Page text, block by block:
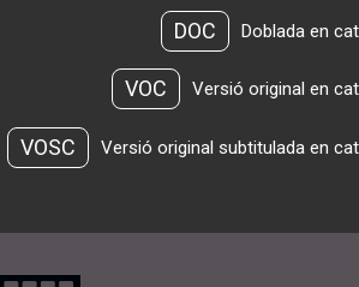
DOC Doblada en
VOC Versió original en
VOSC Versió original subtitulada en